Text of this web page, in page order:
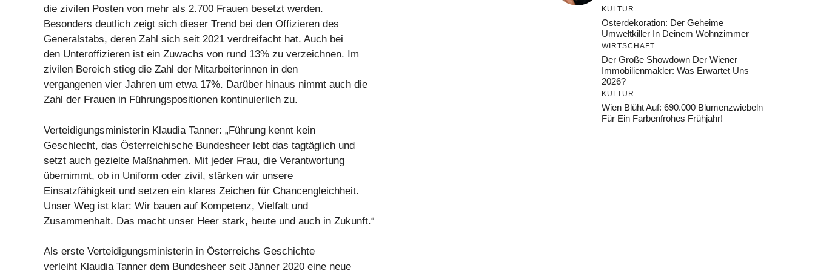
die zivilen Posten von mehr als 2.700 Frauen besetzt werden.
Besonders deutlich zeigt sich dieser Trend bei den Offizieren des
Generalstabs, deren Zahl sich seit 2021 verdreifacht hat. Auch bei
den Unteroffizieren ist ein Zuwachs von rund 13% zu verzeichnen. Im
zivilen Bereich stieg die Zahl der Mitarbeiterinnen in den
vergangenen vier Jahren um etwa 17%. Darüber hinaus nimmt auch die
Zahl der Frauen in Führungspositionen kontinuierlich zu.
Verteidigungsministerin Klaudia Tanner: „Führung kennt kein
Geschlecht, das Österreichische Bundesheer lebt das tagtäglich und
setzt auch gezielte Maßnahmen. Mit jeder Frau, die Verantwortung
übernimmt, ob in Uniform oder zivil, stärken wir unsere
Einsatzfähigkeit und setzen ein klares Zeichen für Chancengleichheit.
Unser Weg ist klar: Wir bauen auf Kompetenz, Vielfalt und
Zusammenhalt. Das macht unser Heer stark, heute und auch in Zukunft.“
Als erste Verteidigungsministerin in Österreichs Geschichte
verleiht Klaudia Tanner dem Bundesheer seit Jänner 2020 eine neue
KULTUR
Osterdekoration: Der Geheime
Umweltkiller In Deinem Wohnzimmer
WIRTSCHAFT
Der Große Showdown Der Wiener
Immobilienmakler: Was Erwartet Uns
2026?
KULTUR
Wien Blüht Auf: 690.000 Blumenzwiebeln
Für Ein Farbenfrohes Frühjahr!